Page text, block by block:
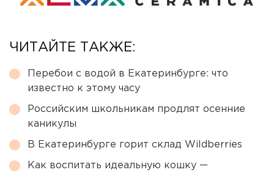
ЧИТАЙТЕ ТАКЖЕ:
Перебои с водой в Екатеринбурге: что
известно к этому часу
Российским школьникам продлят осенние
каникулы
В Екатеринбурге горит склад Wildberries
Как воспитать идеальную кошку —